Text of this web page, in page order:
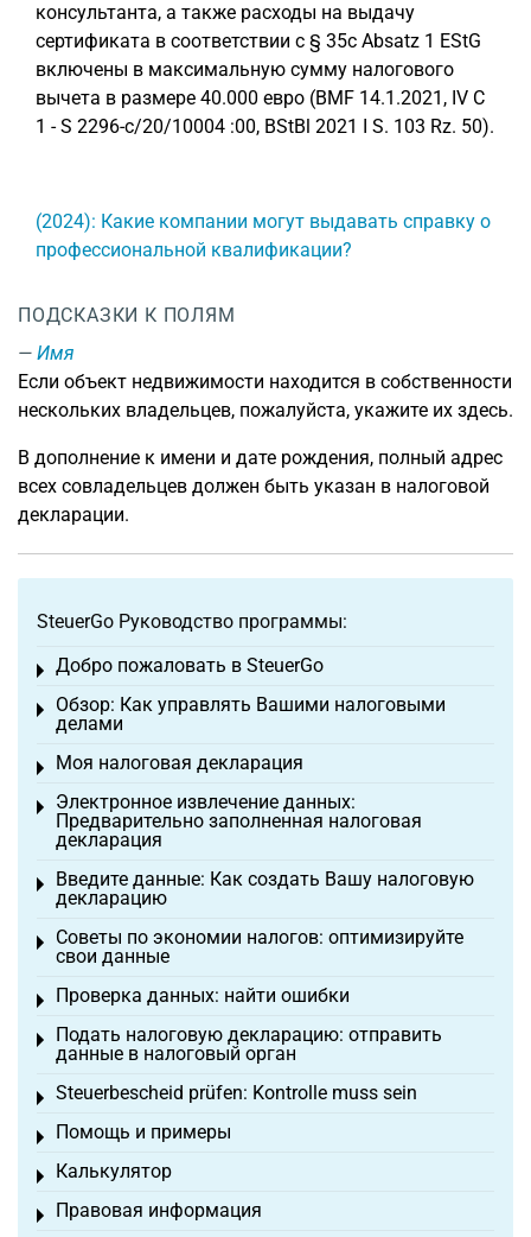
консультанта, а также расходы на выдачу
сертификата в соответствии с § 35c Absatz 1 EStG
включены в максимальную сумму налогового
вычета в размере 40.000 евро (BMF 14.1.2021, IV C
1 - S 2296-c/20/10004 :00, BStBl 2021 I S. 103 Rz. 50).
(2024): Какие компании могут выдавать справку о
профессиональной квалификации?
ПОДСКАЗКИ К ПОЛЯМ
Имя
Если объект недвижимости находится в собственности
нескольких владельцев, пожалуйста, укажите их здесь.
В дополнение к имени и дате рождения, полный адрес
всех совладельцев должен быть указан в налоговой
декларации.
SteuerGo Руководство программы:
Добро пожаловать в SteuerGo
Toggle menu
Обзор: Как управлять Вашими налоговыми
делами
Toggle menu
Моя налоговая декларация
Toggle menu
Электронное извлечение данных:
Предварительно заполненная налоговая
декларация
Toggle menu
Введите данные: Как создать Вашу налоговую
декларацию
Toggle menu
Советы по экономии налогов: оптимизируйте
свои данные
Toggle menu
Проверка данных: найти ошибки
Toggle menu
Подать налоговую декларацию: отправить
данные в налоговый орган
Toggle menu
Steuerbescheid prüfen: Kontrolle muss sein
Toggle menu
Помощь и примеры
Toggle menu
Калькулятор
Toggle menu
Правовая информация
Toggle menu